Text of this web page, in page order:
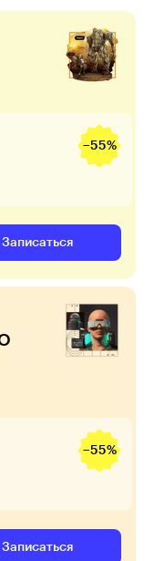
−55%
Записаться
−55%
Записаться